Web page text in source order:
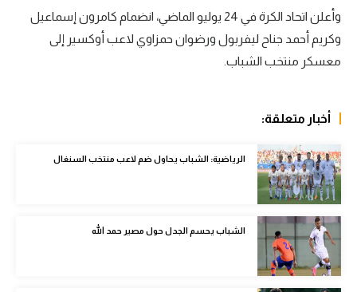
كرة السلة الأمريكية
كرة سلة
كرة طائرة
الوطن العربي
في المونديال
رياضة نسائية
آسيا
أمريكا
وأعلن اتحاد الكرة في 24 يوليو الماضي، انضمام كامرون إسماعيل
وكريم أحمد جناح ليفربول ورضوان حمزاوي لاعب أوكسير إلى
معسكر منتخب الشباب.
أخبار متعلقة:
الرياضية: الشباب يحاول ضم لاعب منتخب السنغال
الشباب يحسم الجدل حول مصير حمد الله